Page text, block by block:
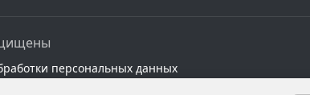
персональных данных